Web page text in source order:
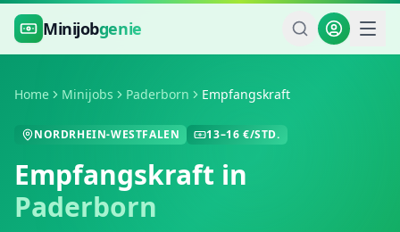
Zum Hauptinhalt springen
Minijobgenie
Home Minijobs Paderborn Empfangskraft
NORDRHEIN-WESTFALEN 13–16 €/STD.
Empfangskraft in
Paderborn